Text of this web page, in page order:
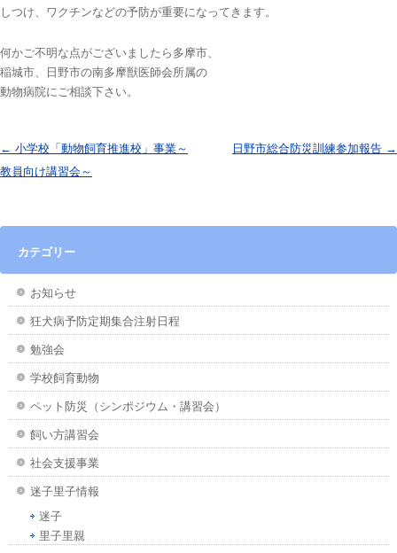
しつけ、ワクチンなどの予防が重要になってきます。
何かご不明な点がございましたら多摩市、
稲城市、日野市の南多摩獣医師会所属の
動物病院にご相談下さい。
投稿ナビゲーション
← 小学校「動物飼育推進校」事業～
教員向け講習会～
日野市総合防災訓練参加報告 →
カテゴリー
お知らせ
狂犬病予防定期集合注射日程
勉強会
学校飼育動物
ペット防災（シンポジウム・講習会）
飼い方講習会
社会支援事業
迷子里子情報
迷子
里子里親